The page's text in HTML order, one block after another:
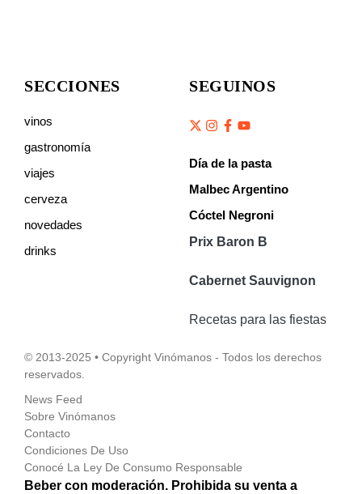
SECCIONES
vinos
gastronomía
viajes
cerveza
novedades
drinks
SEGUINOS
Día de la pasta
Malbec Argentino
Cóctel Negroni
Prix Baron B
Cabernet Sauvignon
Recetas para las fiestas
© 2013-2025 • Copyright Vinómanos - Todos los derechos
reservados.
News Feed
Sobre Vinómanos
Contacto
Condiciones De Uso
Conocé La Ley De Consumo Responsable
Beber con moderación. Prohibida su venta a